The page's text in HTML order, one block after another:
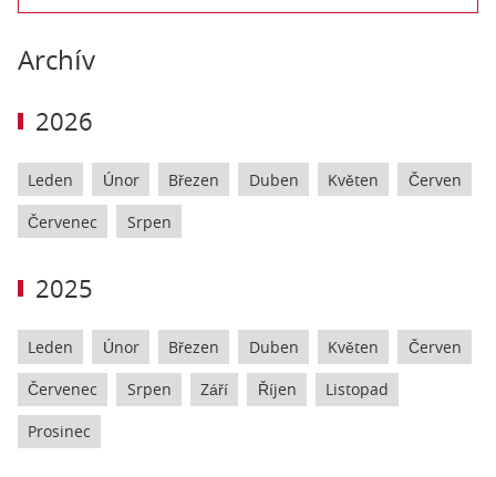
Archív
2026
Leden Únor Březen Duben Květen Červen
Červenec Srpen
2025
Leden Únor Březen Duben Květen Červen
Červenec Srpen Září Říjen Listopad
Prosinec